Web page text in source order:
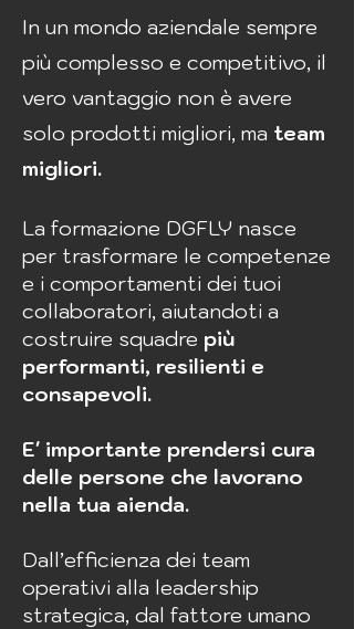
In un mondo aziendale sempre
più complesso e competitivo, il
vero vantaggio non è avere
solo prodotti migliori, ma team
migliori.
La formazione DGFLY nasce
per trasformare le competenze
e i comportamenti dei tuoi
collaboratori, aiutandoti a
costruire squadre più
performanti, resilienti e
consapevoli.
E' importante prendersi cura
delle persone che lavorano
nella tua aienda.
Dall’efficienza dei team
operativi alla leadership
strategica, dal fattore umano